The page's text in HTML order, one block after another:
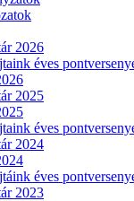
2026
éves
2025
éves
2024
éves
2023